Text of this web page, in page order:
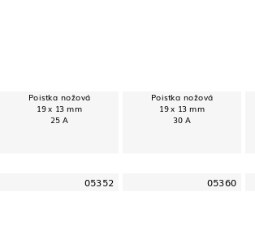
Poistka nožová
19 x 13 mm
25 A
Poistka nožová
19 x 13 mm
30 A
05352 05360